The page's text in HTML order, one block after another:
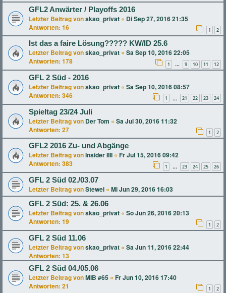
GFL2 Anwärter / Playoffs 2016
Letzter Beitrag vonskao_privat « Di Sep 27, 2016 21:35
Antworten: 16 1 2
Ist das a faire Lösung????? KW/ID 25.6
Letzter Beitrag vonskao_privat « Sa Sep 10, 2016 22:05
Antworten: 178 1 … 9 10 11 12
GFL 2 Süd - 2016
Letzter Beitrag vonskao_privat « Sa Sep 10, 2016 08:57
Antworten: 346 1 … 21 22 23 24
Spieltag 23/24 Juli
Letzter Beitrag von Der Tom « Sa Jul 30, 2016 11:32
Antworten: 27 1 2
GFL2 2016 Zu- und Abgänge
Letzter Beitrag vonInsider IIII « Fr Jul 15, 2016 09:42
Antworten: 383 1 … 23 24 25 26
GFL 2 Süd 02./03.07
Letzter Beitrag vonStewei « Mi Jun 29, 2016 16:03
GFL 2 Süd: 25. & 26.06
Letzter Beitrag vonskao_privat « So Jun 26, 2016 20:13
Antworten: 19 1 2
GFL 2 Süd 11.06
Letzter Beitrag vonskao_privat « Sa Jun 11, 2016 22:44
Antworten: 13
GFL 2 Süd 04./05.06
Letzter Beitrag vonMIB #65 « Fr Jun 10, 2016 17:40
Antworten: 21 1 2